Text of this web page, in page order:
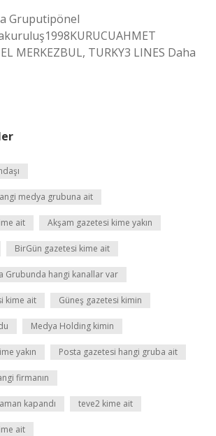
Gruputipönel
MERKEZBUL, TURKY3 LINES Daha
medya grubuna ait
ait Akşam gazetesi kime yakın
BirGün gazetesi kime ait
Grubunda hangi kanallar var
kime ait Güneş gazetesi kimin
Medya Holding kimin
yakın Posta gazetesi hangi gruba ait
firmanın
kapandı teve2 kime ait
ait